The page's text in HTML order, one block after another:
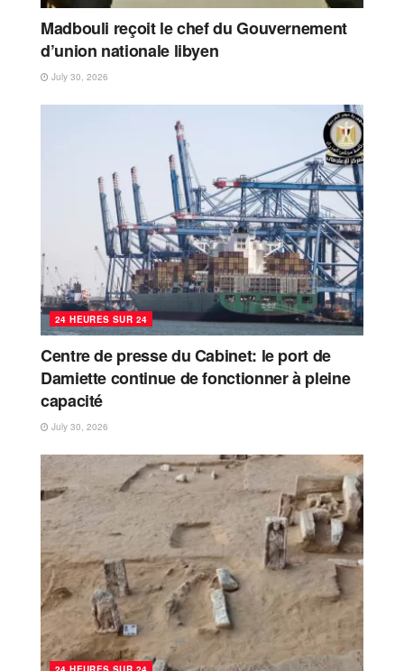
Madbouli reçoit le chef du Gouvernement
d’union nationale libyen
July 30, 2026
24 HEURES SUR 24
Centre de presse du Cabinet: le port de
Damiette continue de fonctionner à pleine
capacité
July 30, 2026